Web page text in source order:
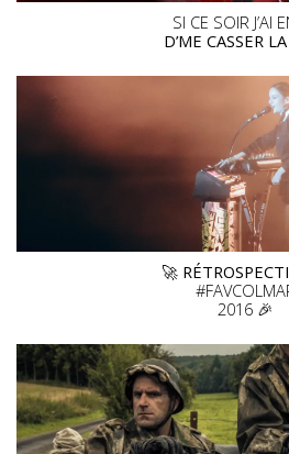
SI CE SOIR J’AI
D’ME CASSER
🚀
2016 🎉